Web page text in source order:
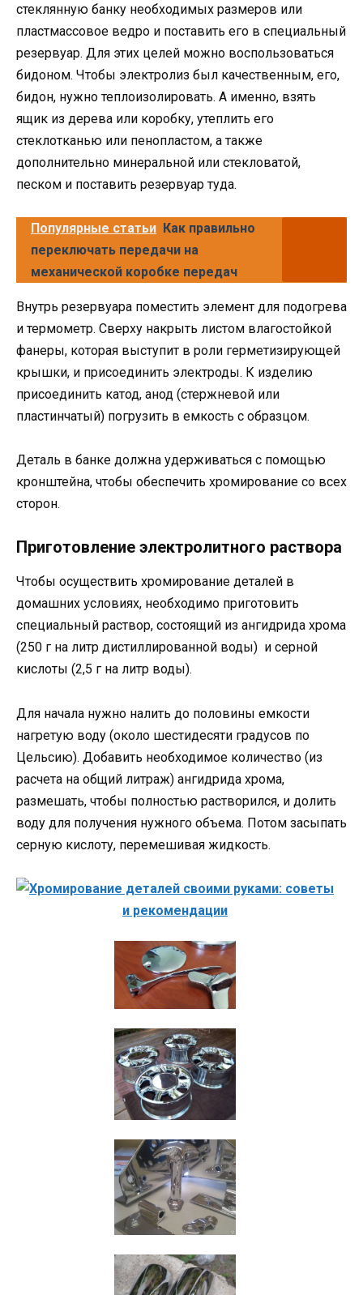
стеклянную банку необходимых размеров или
пластмассовое ведро и поставить его в специальный
резервуар. Для этих целей можно воспользоваться
бидоном. Чтобы электролиз был качественным, его,
бидон, нужно теплоизолировать. А именно, взять
ящик из дерева или коробку, утеплить его
стеклотканью или пенопластом, а также
дополнительно минеральной или стекловатой,
песком и поставить резервуар туда.
Популярные статьи Как правильно
переключать передачи на
механической коробке передач
Внутрь резервуара поместить элемент для подогрева
и термометр. Сверху накрыть листом влагостойкой
фанеры, которая выступит в роли герметизирующей
крышки, и присоединить электроды. К изделию
присоединить катод, анод (стержневой или
пластинчатый) погрузить в емкость с образцом.
Деталь в банке должна удерживаться с помощью
кронштейна, чтобы обеспечить хромирование со всех
сторон.
Приготовление электролитного раствора
Чтобы осуществить хромирование деталей в
домашних условиях, необходимо приготовить
специальный раствор, состоящий из ангидрида хрома
(250 г на литр дистиллированной воды) и серной
кислоты (2,5 г на литр воды).
Для начала нужно налить до половины емкости
нагретую воду (около шестидесяти градусов по
Цельсию). Добавить необходимое количество (из
расчета на общий литраж) ангидрида хрома,
размешать, чтобы полностью растворился, и долить
воду для получения нужного объема. Потом засыпать
серную кислоту, перемешивая жидкость.